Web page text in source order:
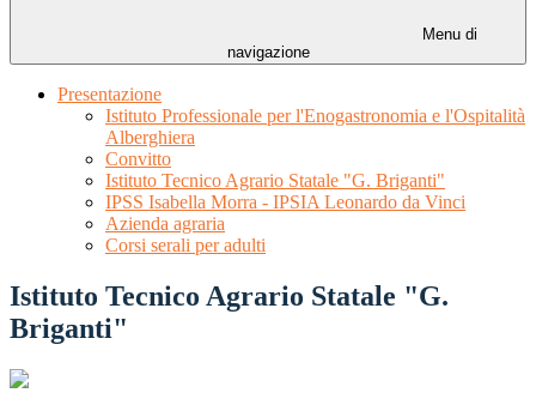
Menu di
navigazione
Presentazione
Istituto Professionale per l'Enogastronomia e l'Ospitalità
Alberghiera
Convitto
Istituto Tecnico Agrario Statale "G. Briganti"
IPSS Isabella Morra - IPSIA Leonardo da Vinci
Azienda agraria
Corsi serali per adulti
Istituto Tecnico Agrario Statale "G.
Briganti"